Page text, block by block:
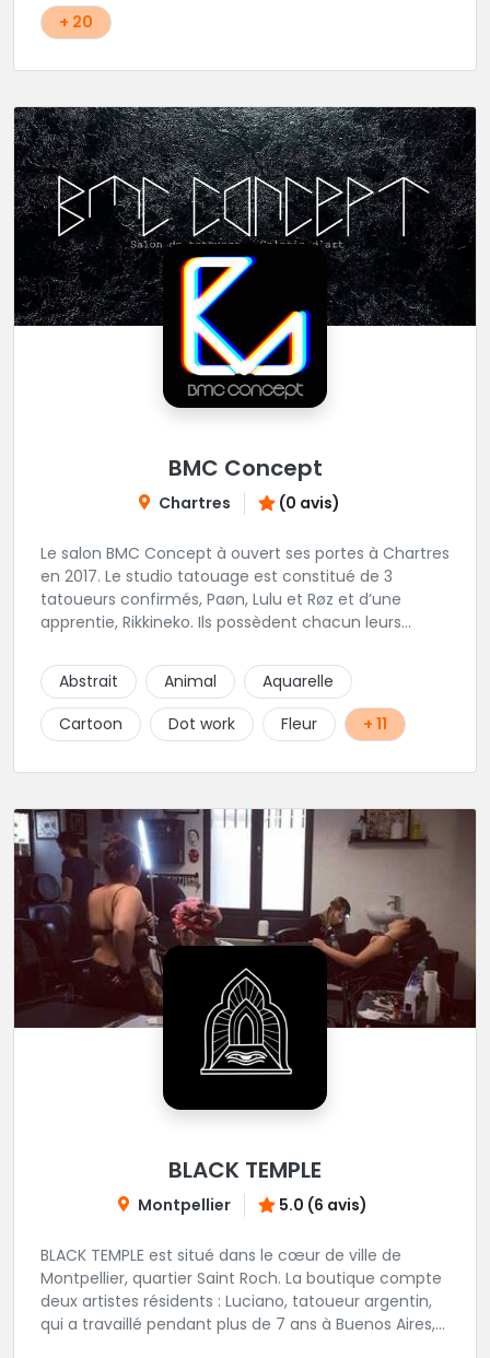
+ 20
BMC Concept
Chartres (0 avis)
Le salon BMC Concept à ouvert ses portes à Chartres
en 2017. Le studio tatouage est constitué de 3
tatoueurs confirmés, Paøn, Lulu et Røz et d’une
apprentie, Rikkineko. Ils possèdent chacun leurs
souhaitant se faire tatouer de pouvoir construire un
projet entièrement personnalisé. Une pierceuse est
présente en Guest environ une semaine par mois au
salon.
Abstrait Animal
Aquarelle
Cartoon
Dot work Fleur + 11
BLACK TEMPLE
Montpellier 5.0 (6 avis)
BLACK TEMPLE est situé dans le cœur de ville de
Montpellier, quartier Saint Roch. La boutique compte
deux artistes résidents : Luciano, tatoueur argentin,
qui a travaillé pendant plus de 7 ans à Buenos Aires,